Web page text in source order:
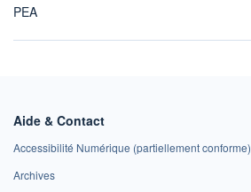
PEA
Aide & Contact
Accessibilité Numérique (partiellement conforme)
Archives